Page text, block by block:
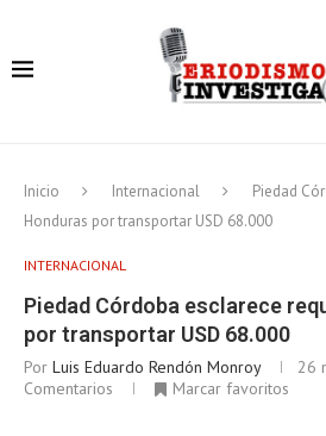
Inicio Internacional
Piedad
Honduras por transportar USD 68.000
INTERNACIONAL
Piedad Córdoba esclarece
por transportar USD 68.000
Por Luis Eduardo Rendón Monroy 26
Comentarios
Marcar favoritos